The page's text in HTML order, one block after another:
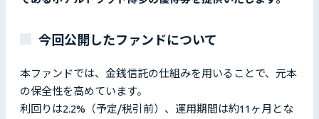
今回公開したファンドについて
本ファンドでは、金銭信託の仕組みを用いることで、元本
の保全性を高めています。
利回りは2.2%（予定/税引前）、運用期間は約11ヶ月とな